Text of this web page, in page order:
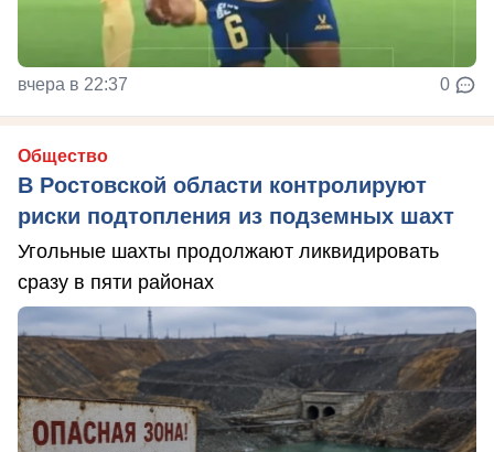
вчера в 22:37 0
Общество
В Ростовской области контролируют
риски подтопления из подземных шахт
Угольные шахты продолжают ликвидировать
сразу в пяти районах